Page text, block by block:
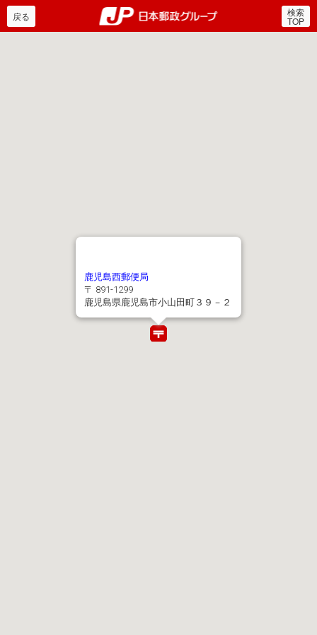
郵便局・日本郵政グルー
戻る 検索
TOP
鹿児島西郵便局
〒 891-1299
鹿児島県鹿児島市小山田町３９－２